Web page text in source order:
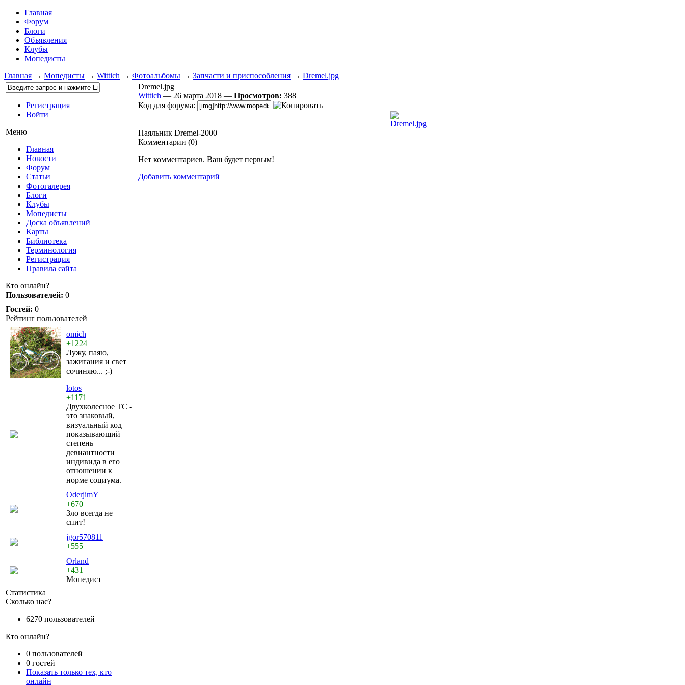
Главная
Форум
Блоги
Объявления
Клубы
Мопедисты
Главная → Мопедисты → Wittich → Фотоальбомы → Запчасти и приспособления → Dremel.jpg
Регистрация
Войти
Меню
Главная
Новости
Форум
Статьи
Фотогалерея
Блоги
Клубы
Мопедисты
Доска объявлений
Карты
Библиотека
Терминология
Регистрация
Правила сайта
Кто онлайн?
Пользователей: 0
Гостей: 0
Рейтинг пользователей
omich
+1224
Лужу, паяю,
зажигания и свет
сочиняю... ;-)
lotos
+1171
Двухколесное ТС -
это знаковый,
визуальный код
показывающий
степень
девиантности
индивида в его
отношении к
норме социума.
OderjimY
+670
Зло всегда не
спит!
jgor570811
+555
Orland
+431
Мопедист
Статистика
Сколько нас?
6270 пользователей
Кто онлайн?
0 пользователей
0 гостей
Показать только тех, кто
онлайн
Dremel.jpg
Wittich — 26 марта 2018 — Просмотров: 388
Код для форума:
Паяльник Dremel-2000
Комментарии (0)
Нет комментариев. Ваш будет первым!
Добавить комментарий